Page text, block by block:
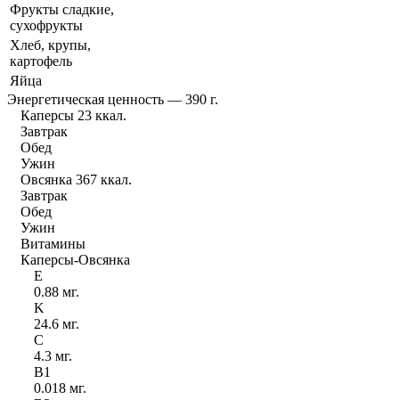
Фрукты сладкие,
сухофрукты
Хлеб, крупы,
картофель
Яйца
Энергетическая ценность — 390 г.
Каперсы 23 ккал.
Завтрак
Обед
Ужин
Овсянка 367 ккал.
Завтрак
Обед
Ужин
Витамины
Каперсы-Овсянка
E
0.88 мг.
K
24.6 мг.
C
4.3 мг.
B1
0.018 мг.